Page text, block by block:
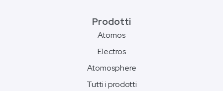
Prodotti
Atomos
Electros
Atomosphere
Tutti i prodotti